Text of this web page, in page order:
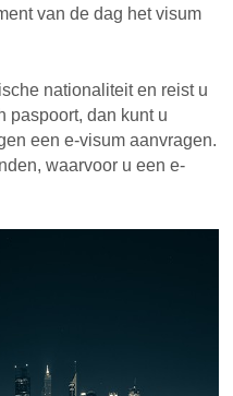
van de dag het visum
nationaliteit en reist u
paspoort, dan kunt u
een e-visum aanvragen.
waarvoor u een e-